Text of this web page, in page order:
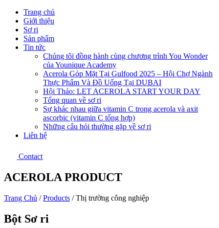
Trang chủ
Giới thiệu
Sơ ri
Sản phẩm
Tin tức
Chúng tôi đồng hành cùng chương trình You Wonder
của Younique Academy
Acerola Góp Mặt Tại Gulfood 2025 – Hội Chợ Ngành
Thực Phẩm Và Đồ Uống Tại DUBAI
Hội Thảo: LET ACEROLA START YOUR DAY
Tổng quan về sơ ri
Sự khác nhau giữa vitamin C trong acerola và axit
ascorbic (vitamin C tổng hợp)
Những câu hỏi thường gặp về sơ ri
Liên hệ
Contact
ACEROLA PRODUCT
Trang Chủ /Products /Thị trường công nghiệp
Bột Sơ ri